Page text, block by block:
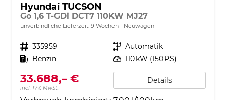
Hyundai TUCSON
Go 1,6 T-GDi DCT7 110KW MJ27
unverbindliche Lieferzeit: 9 Wochen Neuwagen
Fahrzeugnr. 335959 Getriebe Automatik
Kraftstoff Benzin Leistung 110 kW (150 PS)
33.688,– €
incl. 17% MwSt.
Details